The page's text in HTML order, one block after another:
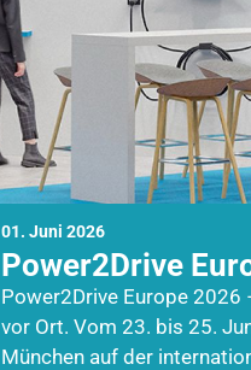
01. Juni 2026
Power2Drive
Power2Drive Europe 2026
vor Ort. Vom 23. bis 25.
München auf der